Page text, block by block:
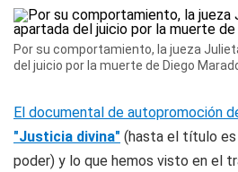
Por su comportamiento, la jueza
del juicio por la muerte de Diego
El documental de autopromoción
"Justicia divina" (hasta el título
poder) y lo que hemos visto en el